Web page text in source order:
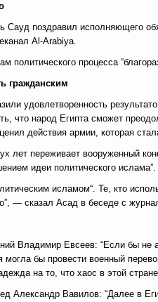
поздравил исполняющего
Al-Arabiya.
процесса
гражданским
удовлетворенность
что народ Египта сможет
действия армии, которая
лет переживает вооруженный
идеи политического ислама”.
исламом“. Те, кто
— сказал Асад в беседе с
Владимир Евсеев: “Если бы
бы провести военный
на то, что хаос в этой стране
Александр Вавилов: “Далее в